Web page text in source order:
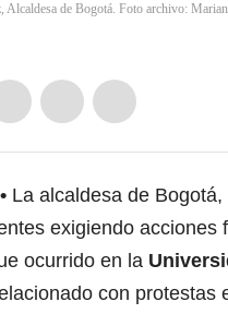
Alcaldesa de Bogotá. Foto archivo:
La alcaldesa de Bogotá,
exigiendo acciones
ocurrido en la
con protestas